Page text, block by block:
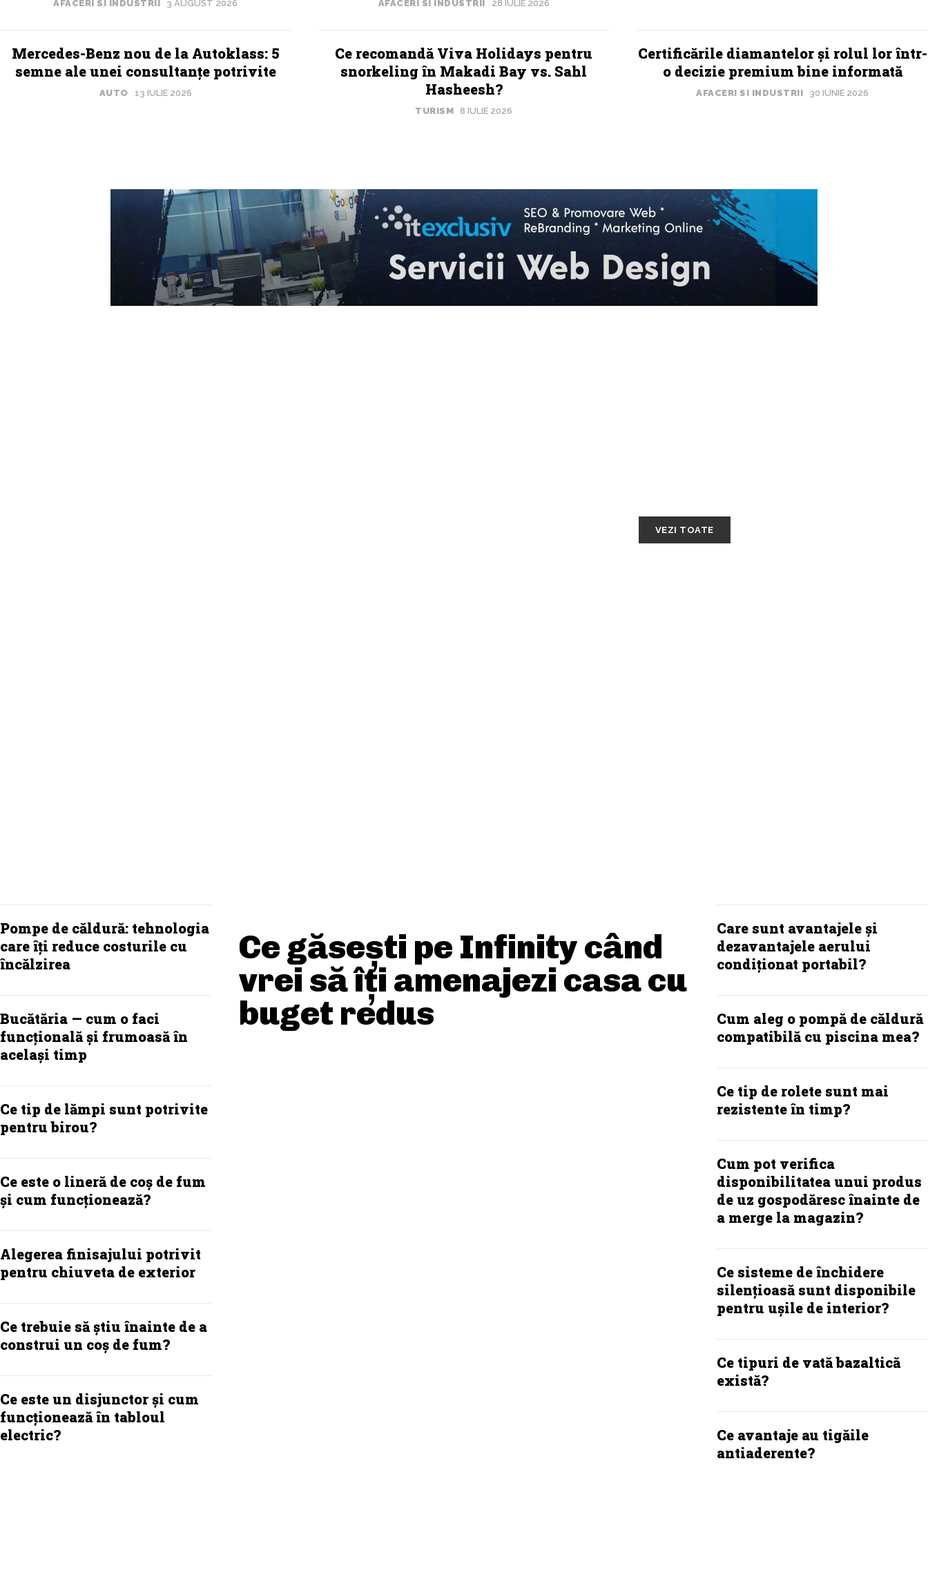
AFACERI SI INDUSTRII 3 AUGUST 2026 AFACERI SI INDUSTRII 28 IULIE 2026
Mercedes-Benz nou de la Autoklass: 5
semne ale unei consultanțe potrivite
AUTO 13 IULIE 2026
Ce recomandă Viva Holidays pentru
snorkeling în Makadi Bay vs. Sahl
Hasheesh?
TURISM 8 IULIE 2026
Certificările diamantelor și rolul lor într-
o decizie premium bine informată
AFACERI SI INDUSTRII 30 IUNIE 2026
VEZI TOATE
Pompe de căldură: tehnologia
care îți reduce costurile cu
încălzirea
Bucătăria — cum o faci
funcțională și frumoasă în
același timp
Ce tip de lămpi sunt potrivite
pentru birou?
Ce este o lineră de coș de fum
și cum funcționează?
Alegerea finisajului potrivit
pentru chiuveta de exterior
Ce trebuie să știu înainte de a
construi un coș de fum?
Ce este un disjunctor și cum
funcționează în tabloul
electric?
Ce găsești pe Infinity când
vrei să îți amenajezi casa cu
buget redus
Care sunt avantajele și
dezavantajele aerului
condiționat portabil?
Cum aleg o pompă de căldură
compatibilă cu piscina mea?
Ce tip de rolete sunt mai
rezistente în timp?
Cum pot verifica
disponibilitatea unui produs
de uz gospodăresc înainte de
a merge la magazin?
Ce sisteme de închidere
silențioasă sunt disponibile
pentru ușile de interior?
Ce tipuri de vată bazaltică
există?
Ce avantaje au tigăile
antiaderente?